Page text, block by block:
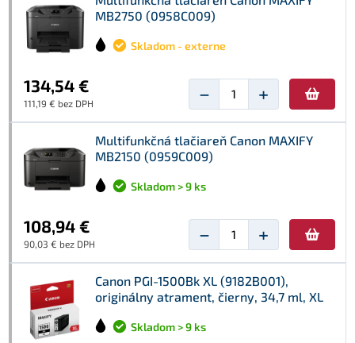
MB2750 (0958C009)
Skladom - externe
134,54 €
111,19 € bez DPH − +
Multifunkčná tlačiareň Canon MAXIFY
MB2150 (0959C009)
Skladom > 9 ks
108,94 €
90,03 € bez DPH − +
Canon PGI-1500Bk XL (9182B001),
originálny atrament, čierny, 34,7 ml, XL
Skladom > 9 ks